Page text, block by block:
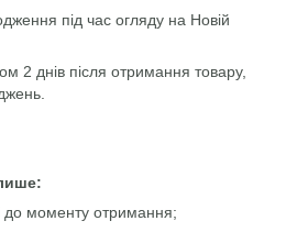
під час огляду на Новій
2 днів після отримання товару,
до моменту отримання;